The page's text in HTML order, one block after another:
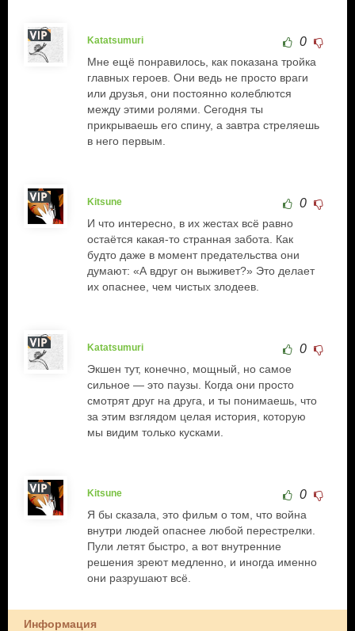
Katatsumuri 0
Мне ещё понравилось, как показана тройка
главных героев. Они ведь не просто враги
или друзья, они постоянно колеблются
между этими ролями. Сегодня ты
прикрываешь его спину, а завтра стреляешь
в него первым.
Kitsune 0
И что интересно, в их жестах всё равно
остаётся какая-то странная забота. Как
будто даже в момент предательства они
думают: «А вдруг он выживет?» Это делает
их опаснее, чем чистых злодеев.
Katatsumuri 0
Экшен тут, конечно, мощный, но самое
сильное — это паузы. Когда они просто
смотрят друг на друга, и ты понимаешь, что
за этим взглядом целая история, которую
мы видим только кусками.
Kitsune 0
Я бы сказала, это фильм о том, что война
внутри людей опаснее любой перестрелки.
Пули летят быстро, а вот внутренние
решения зреют медленно, и иногда именно
они разрушают всё.
Информация